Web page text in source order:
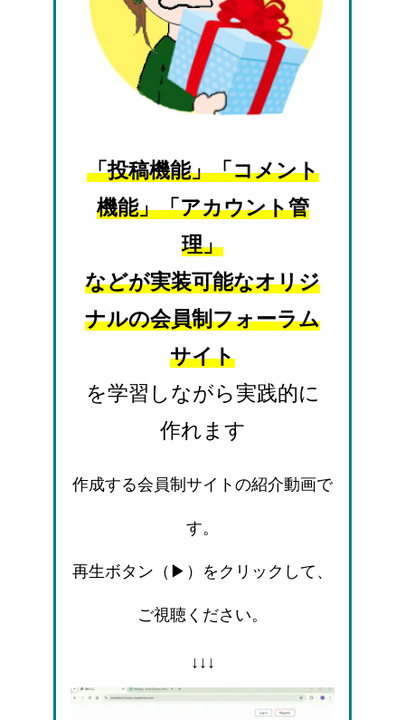
「投稿機能」「コメント
機能」「アカウント管
理」
などが実装可能なオリジ
ナルの会員制フォーラム
サイト
を学習しながら実践的に
作れます
作成する会員制サイトの紹介動画で
す。
再生ボタン（▶）をクリックして、
ご視聴ください。
↓↓↓